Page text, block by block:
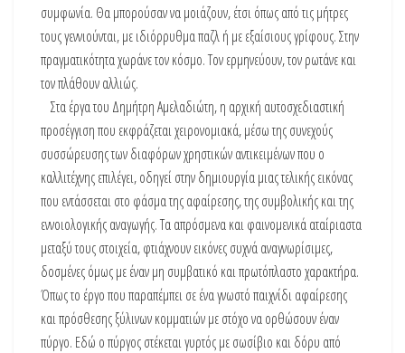
συμφωνία. Θα μπορούσαν να μοιάζουν, έτσι όπως από τις μήτρες
τους γεννιούνται, με ιδιόρρυθμα παζλ ή με εξαίσιους γρίφους. Στην
πραγματικότητα χωράνε τον κόσμο. Τον ερμηνεύουν, τον ρωτάνε και
τον πλάθουν αλλιώς.
Στα έργα του Δημήτρη Αμελαδιώτη, η αρχική αυτοσχεδιαστική
προσέγγιση που εκφράζεται χειρονομιακά, μέσω της συνεχούς
συσσώρευσης των διαφόρων χρηστικών αντικειμένων που ο
καλλιτέχνης επιλέγει, οδηγεί στην δημιουργία μιας τελικής εικόνας
που εντάσσεται στο φάσμα της αφαίρεσης, της συμβολικής και της
εννοιολογικής αναγωγής. Τα απρόσμενα και φαινομενικά αταίριαστα
μεταξύ τους στοιχεία, φτιάχνουν εικόνες συχνά αναγνωρίσιμες,
δοσμένες όμως με έναν μη συμβατικό και πρωτόπλαστο χαρακτήρα.
Όπως το έργο που παραπέμπει σε ένα γνωστό παιχνίδι αφαίρεσης
και πρόσθεσης ξύλινων κομματιών με στόχο να ορθώσουν έναν
πύργο. Εδώ ο πύργος στέκεται γυρτός με σωσίβιο και δόρυ από